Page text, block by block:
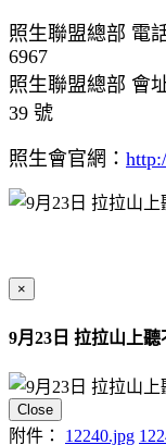
照生聯盟總部 電
6967
照生聯盟總部 會
39 號
照生會官網：
×
9月23日 拉拉山上
Close
附件： 12240.jpg